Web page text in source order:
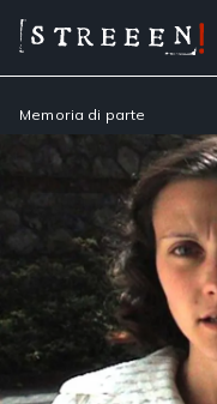
Memoria di parte